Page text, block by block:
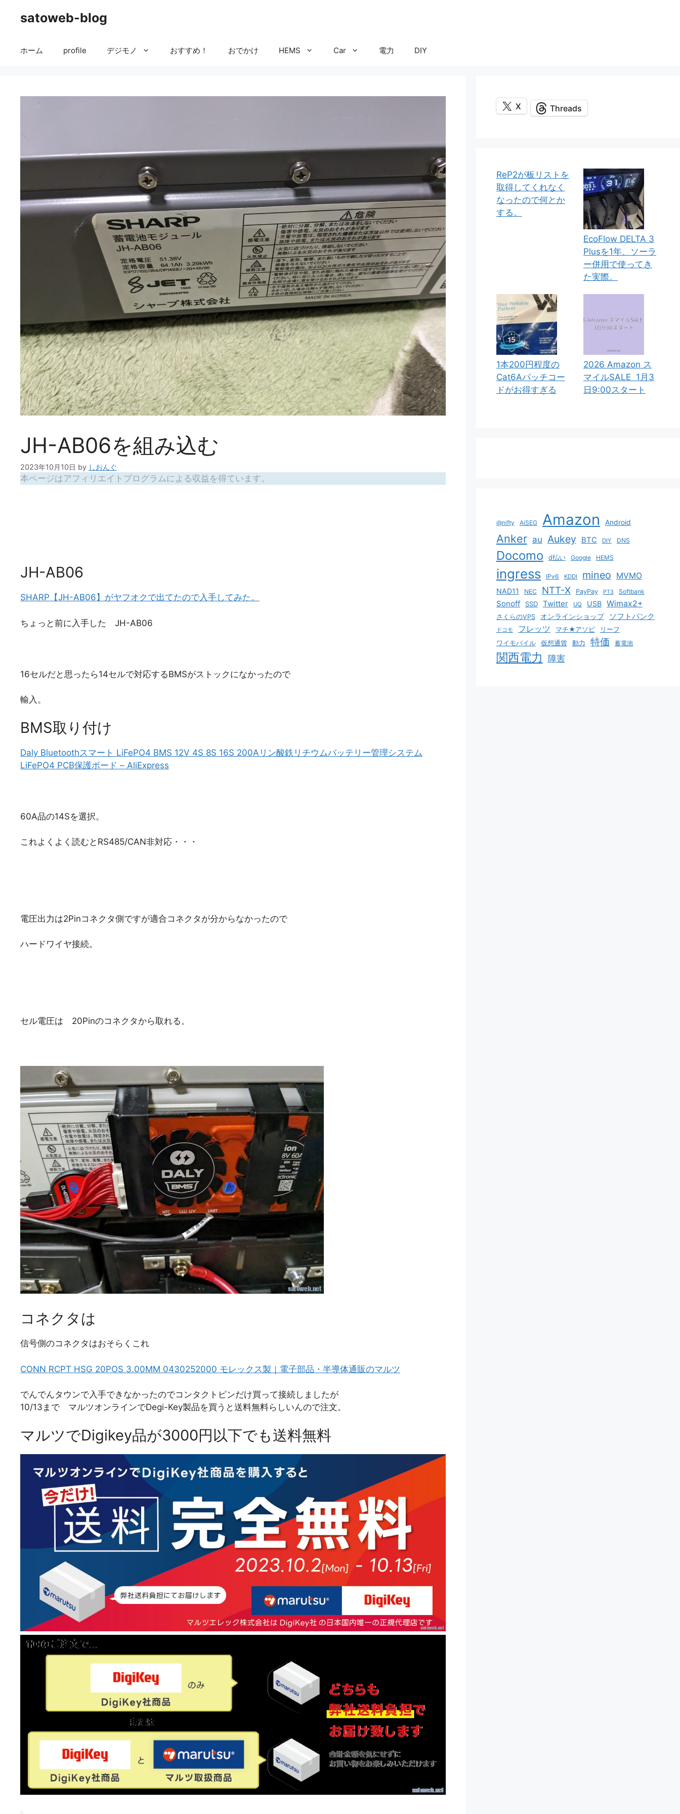
satoweb-blog
ホーム profile デジモノ おすすめ！ おでかけ HEMS Car 電力 DIY
JH-AB06を組み込む
2023年10月10日 by しおんぐ
本ページはアフィリエイトプログラムによる収益を得ています。
JH-AB06
SHARP【JH-AB06】がヤフオクで出てたので入手してみた。
ちょっと前に入手した JH-AB06
16セルだと思ったら14セルで対応するBMSがストックになかったので
輸入。
BMS取り付け
Daly Bluetoothスマート LiFePO4 BMS 12V 4S 8S 16S 200Aリン酸鉄リチウムバッテリー管理システム
LiFePO4 PCB保護ボード – AliExpress
60A品の14Sを選択。
これよくよく読むとRS485/CAN非対応・・・
電圧出力は2Pinコネクタ側ですが適合コネクタが分からなかったので
ハードワイヤ接続。
セル電圧は 20Pinのコネクタから取れる。
コネクタは
信号側のコネクタはおそらくこれ
CONN RCPT HSG 20POS 3.00MM 0430252000 モレックス製｜電子部品・半導体通販のマルツ
でんでんタウンで入手できなかったのでコンタクトピンだけ買って接続しましたが
10/13まで マルツオンラインでDegi-Key製品を買うと送料無料らしいんので注文。
マルツでDigikey品が3000円以下でも送料無料
X Threads
ReP2が板リストを
取得してくれなく
なったので何とか
する。
EcoFlow DELTA 3
Plusを1年、ソーラ
ー併用で使ってき
た実際。
1本200円程度の
Cat6Aパッチコー
ドがお得すぎる
2026 Amazon ス
マイルSALE 1月3
日9:00スタート
@nifty AiSEG Amazon Android
Anker au Aukey BTC DIY DNS
Docomo d払い Google HEMS
ingress IPv6 KDDI mineo MVMO
NAD11 NEC NTT-X PayPay PT3 Softbank
Sonoff SSD Twitter UQ USB Wimax2+
さくらのVPS オンラインショップ ソフトバンク
ドコモ フレッツ マチ★アソビ
リーフ
ワイモバイル
仮想通貨 動力 特価 蓄電池
関西電力 障害